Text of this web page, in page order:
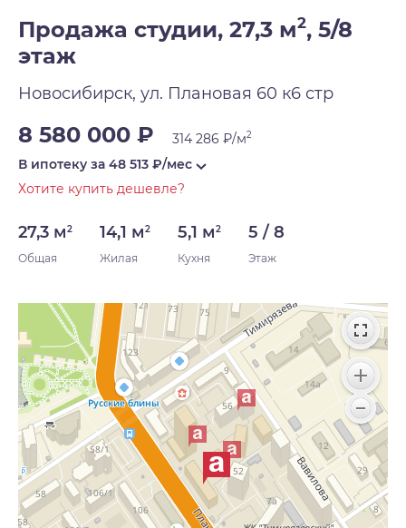
Продажа студии, 27,3 м2, 5/8
этаж
Новосибирск, ул. Плановая 60 к6 стр
8 580 000 ₽ 314 286 ₽/м2
В ипотеку за 48 513 ₽/мес
Хотите купить дешевле?
27,3 м2
Общая
14,1 м2
Жилая
5,1 м2
Кухня
5 / 8
Этаж